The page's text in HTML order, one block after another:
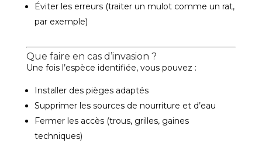
Éviter les erreurs (traiter un mulot comme un rat,
par exemple)
Que faire en cas d’invasion ?
Une fois l’espèce identifiée, vous pouvez :
Installer des pièges adaptés
Supprimer les sources de nourriture et d’eau
Fermer les accès (trous, grilles, gaines
techniques)